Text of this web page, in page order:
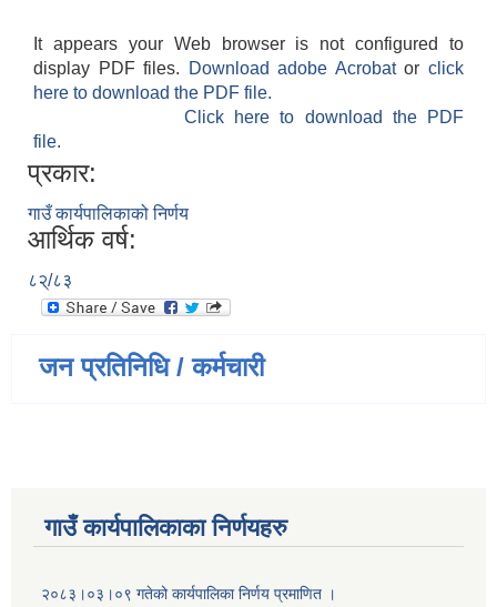
It appears your Web browser is not configured to
display PDF files.
Download adobe Acrobatorclick
here to download the PDF file.
Click here to download the PDF
file.
प्रकार:
गाउँ कार्यपालिकाको निर्णय
आर्थिक वर्ष:
८२्/८३
जन प्रतिनिधि / कर्मचारी
गाउँ कार्यपालिकाका निर्णयहरु
२०८३।०३।०९ गतेको कार्यपालिका निर्णय प्रमाणित ।